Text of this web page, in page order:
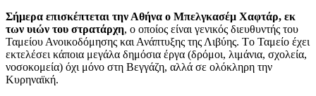
Σήμερα επισκέπτεται την Αθήνα ο Μπελγκασέμ Χαφτάρ, εκ
των υιών του στρατάρχη, ο οποίος είναι γενικός διευθυντής του
Ταμείου Ανοικοδόμησης και Ανάπτυξης της Λιβύης. Tο Ταμείο έχει
εκτελέσει κάποια μεγάλα δημόσια έργα (δρόμοι, λιμάνια, σχολεία,
νοσοκομεία) όχι μόνο στη Βεγγάζη, αλλά σε ολόκληρη την
Κυρηναϊκή.